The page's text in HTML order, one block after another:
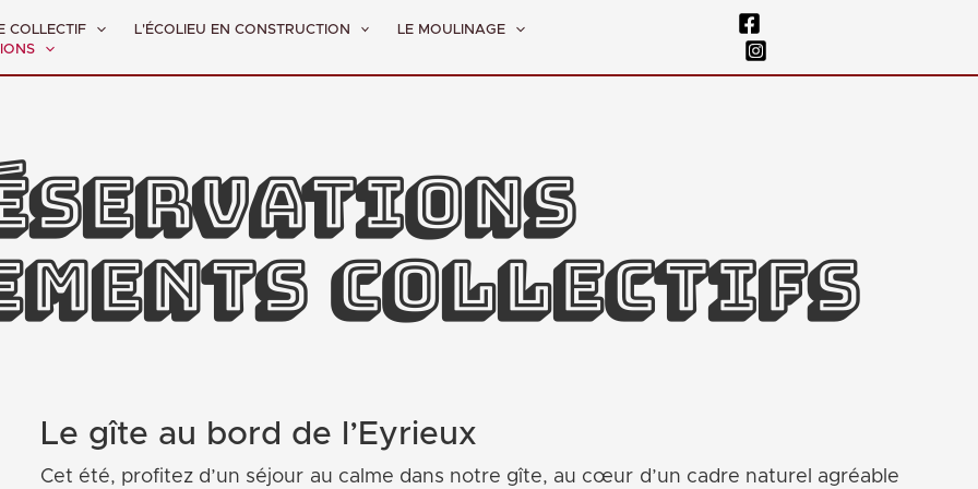
COLLECTIF L'ÉCOLIEU EN CONSTRUCTION
LE MOULINAGE
collectifs
Le gîte au bord de l’Eyrieux
Cet été, profitez d’un séjour au calme dans notre gîte, au cœur d’un cadre naturel agréable